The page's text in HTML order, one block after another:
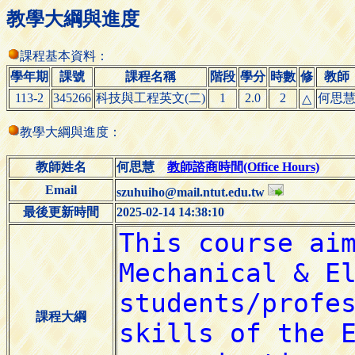
教學大綱與進度
課程基本資料：
學年期
課號 課程名稱 階段 學分 時數 修
教師
113-2
345266 科技與工程英文(二) 1 2.0 2 △ 何思慧
教學大綱與進度：
教師姓名 何思慧教師諮商時間(Office Hours)
Email
szuhuiho@mail.ntut.edu.tw
最後更新時間
2025-02-14 14:38:10
課程大綱